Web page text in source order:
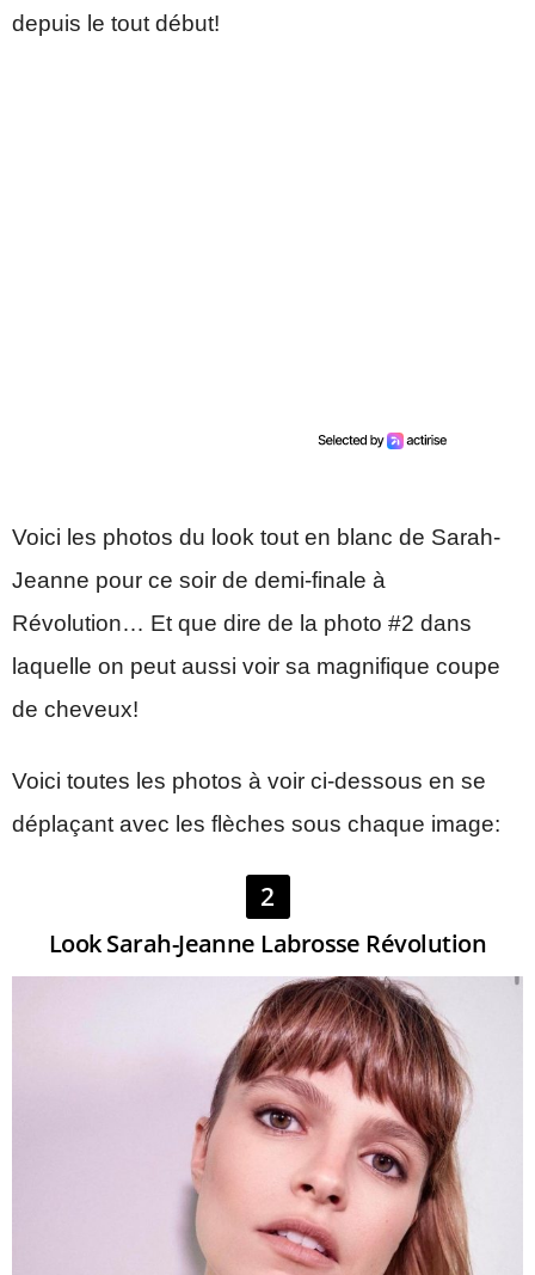
depuis le tout début!
Voici les photos du look tout en blanc de Sarah-
Jeanne pour ce soir de demi-finale à
Révolution… Et que dire de la photo #2 dans
laquelle on peut aussi voir sa magnifique coupe
de cheveux!
Voici toutes les photos à voir ci-dessous en se
déplaçant avec les flèches sous chaque image:
2
Look Sarah-Jeanne Labrosse Révolution